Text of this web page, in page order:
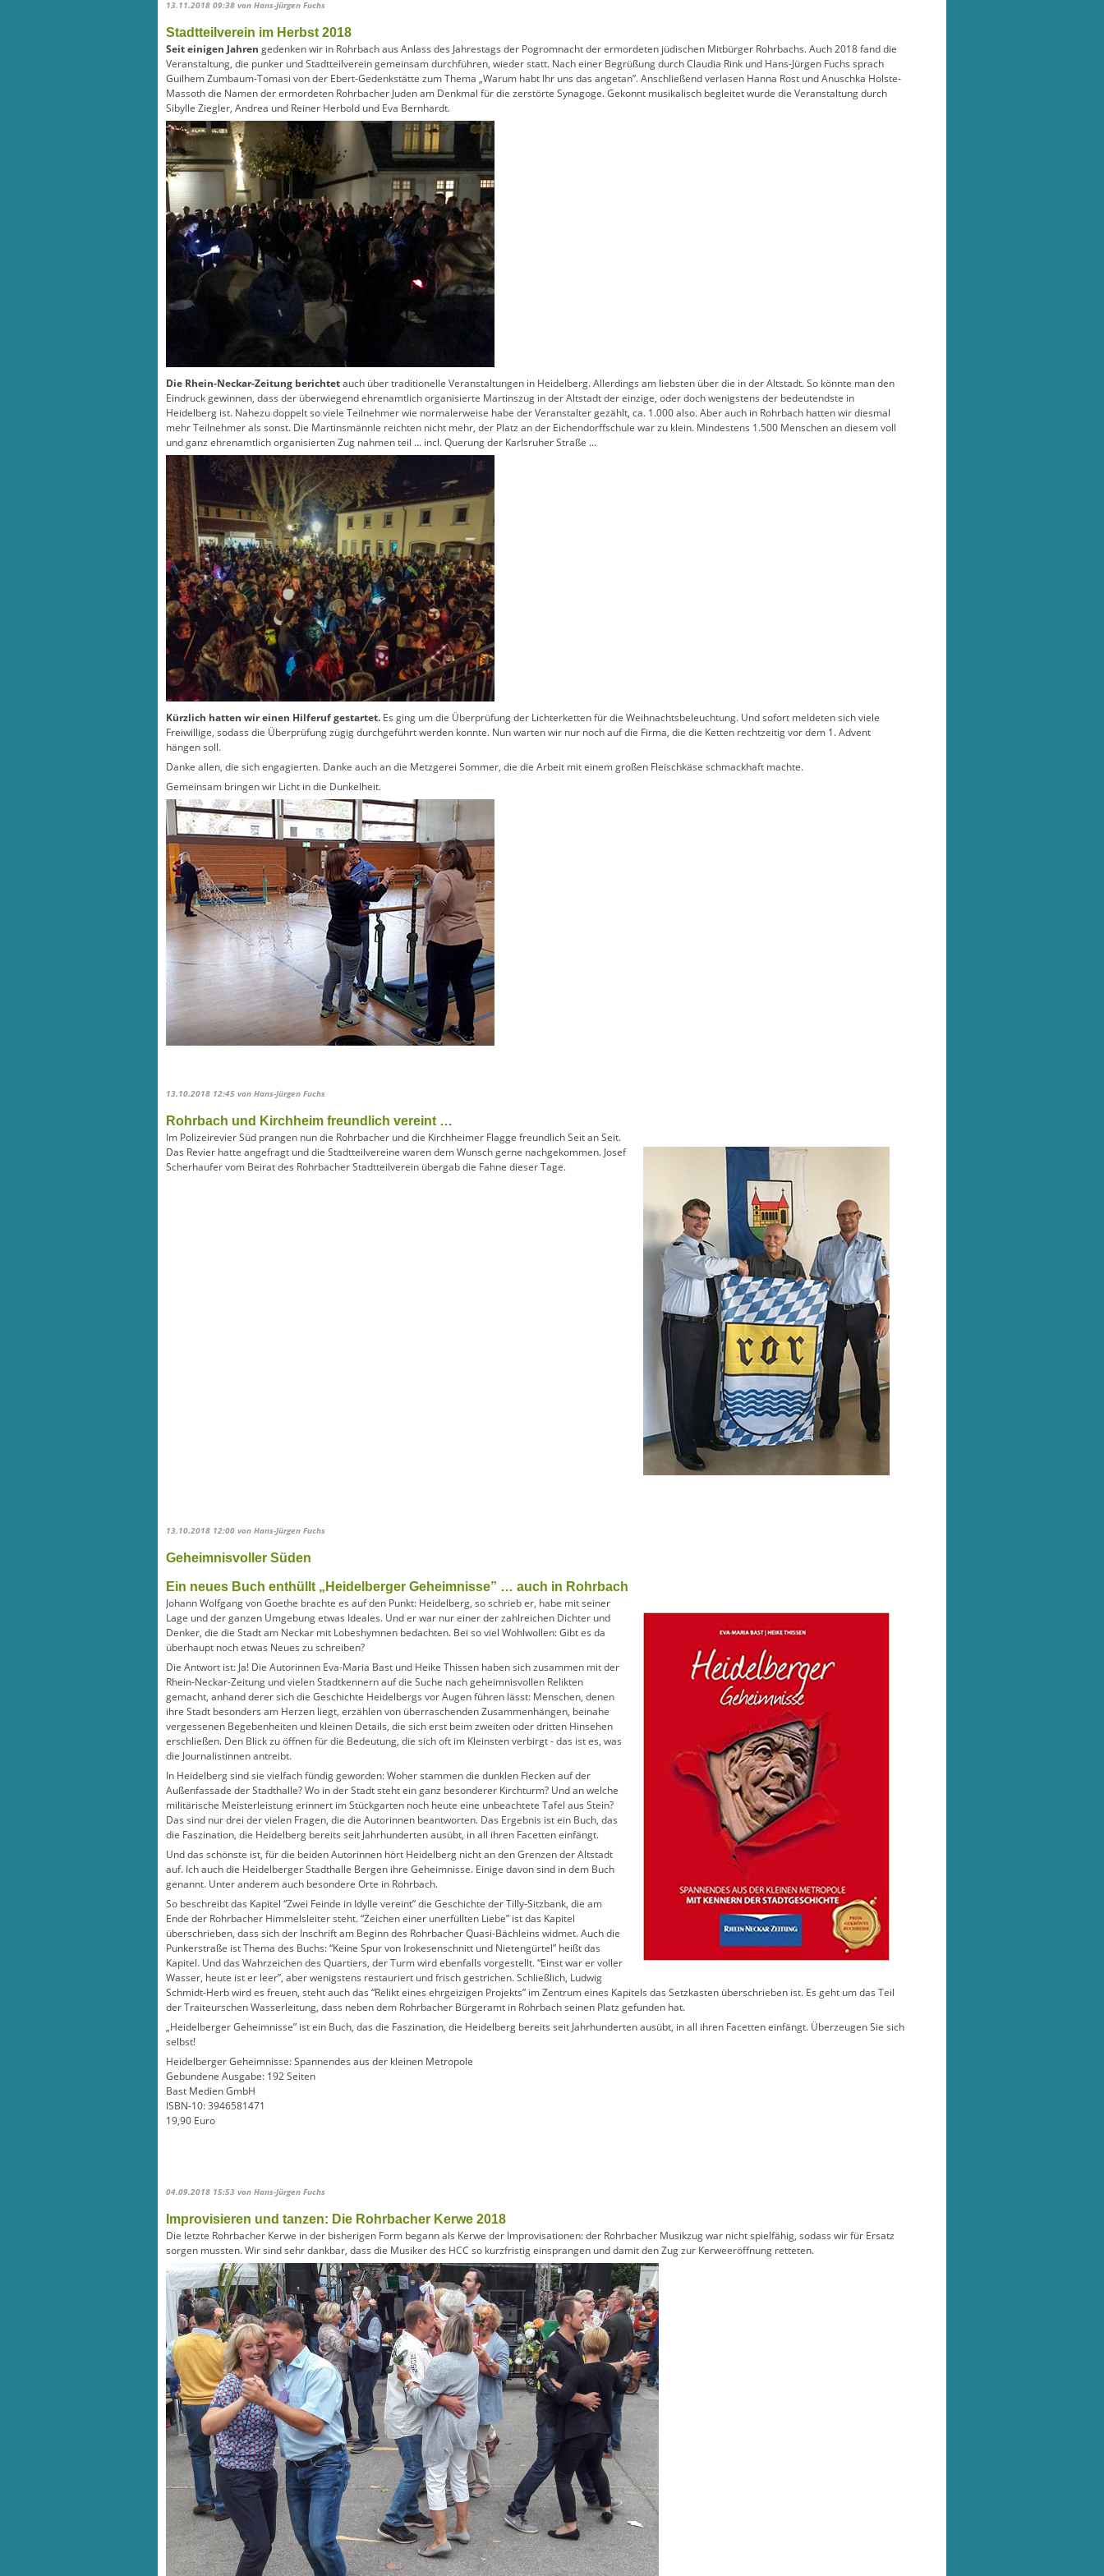
13.11.2018 09:38 von Hans-Jürgen Fuchs
Stadtteilverein im Herbst 2018
Seit einigen Jahren gedenken wir in Rohrbach aus Anlass des Jahrestags der Pogromnacht der ermordeten jüdischen Mitbürger Rohrbachs. Auch 2018 fand die
Veranstaltung, die punker und Stadtteilverein gemeinsam durchführen, wieder statt. Nach einer Begrüßung durch Claudia Rink und Hans-Jürgen Fuchs sprach
Guilhem Zumbaum-Tomasi von der Ebert-Gedenkstätte zum Thema „Warum habt Ihr uns das angetan”. Anschließend verlasen Hanna Rost und Anuschka Holste-
Massoth die Namen der ermordeten Rohrbacher Juden am Denkmal für die zerstörte Synagoge. Gekonnt musikalisch begleitet wurde die Veranstaltung durch
Sibylle Ziegler, Andrea und Reiner Herbold und Eva Bernhardt.
Die Rhein-Neckar-Zeitung berichtetauch über traditionelle Veranstaltungen in Heidelberg. Allerdings am liebsten über die in der Altstadt. So könnte man den
Eindruck gewinnen, dass der überwiegend ehrenamtlich organisierte Martinszug in der Altstadt der einzige, oder doch wenigstens der bedeutendste in
Heidelberg ist. Nahezu doppelt so viele Teilnehmer wie normalerweise habe der Veranstalter gezählt, ca. 1.000 also. Aber auch in Rohrbach hatten wir diesmal
mehr Teilnehmer als sonst. Die Martinsmännle reichten nicht mehr, der Platz an der Eichendorffschule war zu klein. Mindestens 1.500 Menschen an diesem voll
und ganz ehrenamtlich organisierten Zug nahmen teil ... incl. Querung der Karlsruher Straße ...
Kürzlich hatten wir einen Hilferuf gestartet. Es ging um die Überprüfung der Lichterketten für die Weihnachtsbeleuchtung. Und sofort meldeten sich viele
Freiwillige, sodass die Überprüfung zügig durchgeführt werden konnte. Nun warten wir nur noch auf die Firma, die die Ketten rechtzeitig vor dem 1. Advent
hängen soll.
Danke allen, die sich engagierten. Danke auch an die Metzgerei Sommer, die die Arbeit mit einem großen Fleischkäse schmackhaft machte.
Gemeinsam bringen wir Licht in die Dunkelheit.
13.10.2018 12:45 von Hans-Jürgen Fuchs
Rohrbach und Kirchheim freundlich vereint …
Im Polizeirevier Süd prangen nun die Rohrbacher und die Kirchheimer Flagge freundlich Seit an Seit.
Das Revier hatte angefragt und die Stadtteilvereine waren dem Wunsch gerne nachgekommen. Josef
Scherhaufer vom Beirat des Rohrbacher Stadtteilverein übergab die Fahne dieser Tage.
13.10.2018 12:00 von Hans-Jürgen Fuchs
Geheimnisvoller Süden
Ein neues Buch enthüllt „Heidelberger Geheimnisse” … auch in Rohrbach
Johann Wolfgang von Goethe brachte es auf den Punkt: Heidelberg, so schrieb er, habe mit seiner
Lage und der ganzen Umgebung etwas Ideales. Und er war nur einer der zahlreichen Dichter und
Denker, die die Stadt am Neckar mit Lobeshymnen bedachten. Bei so viel Wohlwollen: Gibt es da
überhaupt noch etwas Neues zu schreiben?
Die Antwort ist: Ja! Die Autorinnen Eva-Maria Bast und Heike Thissen haben sich zusammen mit der
Rhein-Neckar-Zeitung und vielen Stadtkennern auf die Suche nach geheimnisvollen Relikten
gemacht, anhand derer sich die Geschichte Heidelbergs vor Augen führen lässt: Menschen, denen
ihre Stadt besonders am Herzen liegt, erzählen von überraschenden Zusammenhängen, beinahe
vergessenen Begebenheiten und kleinen Details, die sich erst beim zweiten oder dritten Hinsehen
erschließen. Den Blick zu öffnen für die Bedeutung, die sich oft im Kleinsten verbirgt - das ist es, was
die Journalistinnen antreibt.
In Heidelberg sind sie vielfach fündig geworden: Woher stammen die dunklen Flecken auf der
Außenfassade der Stadthalle? Wo in der Stadt steht ein ganz besonderer Kirchturm? Und an welche
militärische Meisterleistung erinnert im Stückgarten noch heute eine unbeachtete Tafel aus Stein?
Das sind nur drei der vielen Fragen, die die Autorinnen beantworten. Das Ergebnis ist ein Buch, das
die Faszination, die Heidelberg bereits seit Jahrhunderten ausübt, in all ihren Facetten einfängt.
Und das schönste ist, für die beiden Autorinnen hört Heidelberg nicht an den Grenzen der Altstadt
auf. Ich auch die Heidelberger Stadthalle Bergen ihre Geheimnisse. Einige davon sind in dem Buch
genannt. Unter anderem auch besondere Orte in Rohrbach.
So beschreibt das Kapitel “Zwei Feinde in Idylle vereint” die Geschichte der Tilly-Sitzbank, die am
Ende der Rohrbacher Himmelsleiter steht. “Zeichen einer unerfüllten Liebe” ist das Kapitel
überschrieben, dass sich der Inschrift am Beginn des Rohrbacher Quasi-Bächleins widmet. Auch die
Punkerstraße ist Thema des Buchs: “Keine Spur von Irokesenschnitt und Nietengürtel” heißt das
Kapitel. Und das Wahrzeichen des Quartiers, der Turm wird ebenfalls vorgestellt. “Einst war er voller
Wasser, heute ist er leer”, aber wenigstens restauriert und frisch gestrichen. Schließlich, Ludwig
Schmidt-Herb wird es freuen, steht auch das “Relikt eines ehrgeizigen Projekts” im Zentrum eines Kapitels das Setzkasten überschrieben ist. Es geht um das Teil
der Traiteurschen Wasserleitung, dass neben dem Rohrbacher Bürgeramt in Rohrbach seinen Platz gefunden hat.
„Heidelberger Geheimnisse” ist ein Buch, das die Faszination, die Heidelberg bereits seit Jahrhunderten ausübt, in all ihren Facetten einfängt. Überzeugen Sie sich
selbst!
Heidelberger Geheimnisse: Spannendes aus der kleinen Metropole
Gebundene Ausgabe: 192 Seiten
Bast Medien GmbH
ISBN-10: 3946581471
19,90 Euro
04.09.2018 15:53 von Hans-Jürgen Fuchs
Improvisieren und tanzen: Die Rohrbacher Kerwe 2018
Die letzte Rohrbacher Kerwe in der bisherigen Form begann als Kerwe der Improvisationen: der Rohrbacher Musikzug war nicht spielfähig, sodass wir für Ersatz
sorgen mussten. Wir sind sehr dankbar, dass die Musiker des HCC so kurzfristig einsprangen und damit den Zug zur Kerweeröffnung retteten.